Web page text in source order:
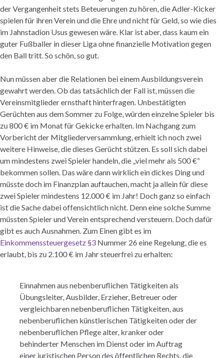
der Vergangenheit stets Beteuerungen zu hören, die Adler-Kicker
spielen für ihren Verein und die Ehre und nicht für Geld, so wie dies
im Jahnstadion Usus gewesen wäre. Klar ist aber, dass kaum ein
guter Fußballer in dieser Liga ohne finanzielle Motivation gegen
den Ball tritt. So schön, so gut.
Nun müssen aber die Relationen bei einem Ausbildungsverein
gewahrt werden. Ob das tatsächlich der Fall ist, müssen die
Vereinsmitglieder ernsthaft hinterfragen. Unbestätigten
Gerüchten aus dem Sommer zu Folge, würden einzelne Spieler bis
zu 800 € im Monat für Gekicke erhalten. Im Nachgang zum
Vorbericht der Mitgliederversammlung, erhielt ich noch zwei
weitere Hinweise, die dieses Gerücht stützen. Es soll sich dabei
um mindestens zwei Spieler handeln, die „viel mehr als 500 €“
bekommen sollen. Das wäre dann wirklich ein dickes Ding und
müsste doch im Finanzplan auftauchen, macht ja allein für diese
zwei Spieler mindestens 12.000 € im Jahr! Doch ganz so einfach
ist die Sache dabei offensichtlich nicht. Denn eine solche Summe
müssten Spieler und Verein entsprechend versteuern. Doch dafür
gibt es auch Ausnahmen. Zum Einen gibt es im
Einkommenssteuergesetz §3 Nummer 26 eine Regelung, die es
erlaubt, bis zu 2.100 € im Jahr steuerfrei zu erhalten:
Einnahmen aus nebenberuflichen Tätigkeiten als
Übungsleiter, Ausbilder, Erzieher, Betreuer oder
vergleichbaren nebenberuflichen Tätigkeiten, aus
nebenberuflichen künstlerischen Tätigkeiten oder der
nebenberuflichen Pflege alter, kranker oder
behinderter Menschen im Dienst oder im Auftrag
einer juristischen Person des öffentlichen Rechts, die